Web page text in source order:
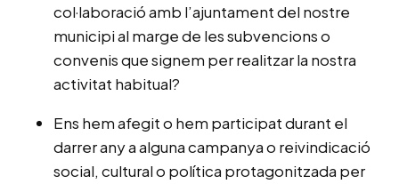
col·laboració amb l’ajuntament del nostre
municipi al marge de les subvencions o
convenis que signem per realitzar la nostra
activitat habitual?
Ens hem afegit o hem participat durant el
darrer any a alguna campanya o reivindicació
social, cultural o política protagonitzada per